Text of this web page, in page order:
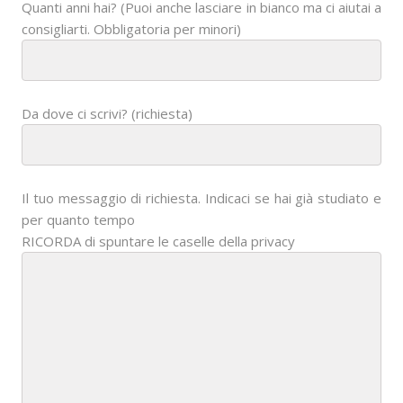
Quanti anni hai? (Puoi anche lasciare in bianco ma ci aiutai a
consigliarti. Obbligatoria per minori)
Da dove ci scrivi? (richiesta)
Il tuo messaggio di richiesta. Indicaci se hai già studiato e
per quanto tempo
RICORDA di spuntare le caselle della privacy